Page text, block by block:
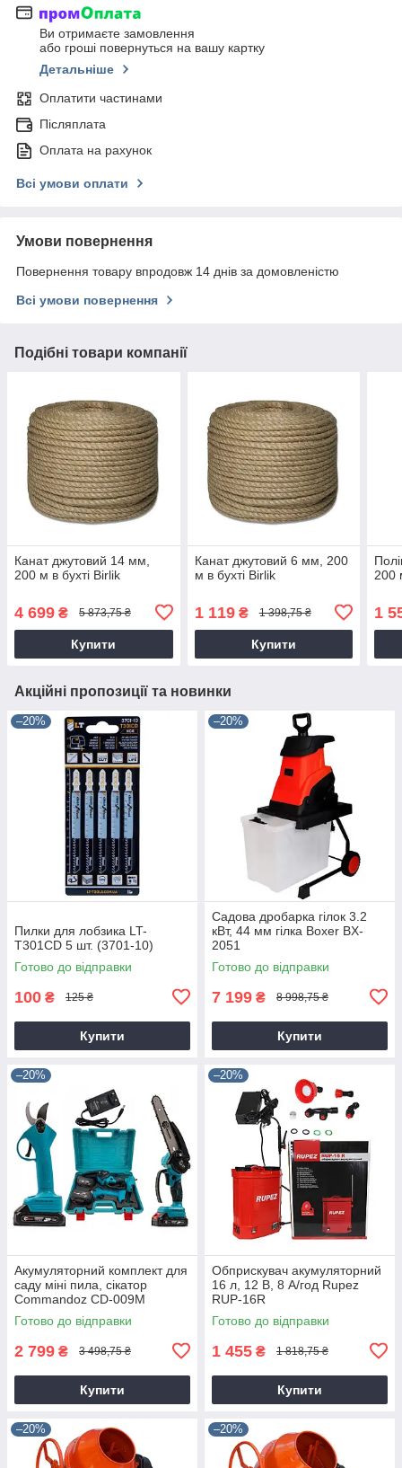
Ви отримаєте замовлення
або гроші повернуться на вашу картку
Детальніше
Оплатити частинами
Післяплата
Оплата на рахунок
Всі умови оплати
Умови повернення
Повернення товару впродовж 14 днів за домовленістю
Всі умови повернення
Подібні товари компанії
Канат джутовий 14 мм,
200 м в бухті Birlik
4 699 ₴ 5 873,75 ₴
Купити
Канат джутовий 6 мм, 200
м в бухті Birlik
1 119₴ 1 398,75 ₴
Купити
200
1
Акційні пропозиції та новинки
–20%
Пилки для лобзика LT-
T301CD 5 шт. (3701-10)
Готово до відправки
100 ₴ 125 ₴
Купити
–20%
Садова дробарка гілок 3.2
кВт, 44 мм гілка Boxer BX-
2051
Готово до відправки
7 199 ₴ 8 998,75 ₴
Купити
–20%
Акумуляторний комплект для
саду міні пила, сікатор
Commandoz CD-009M
Готово до відправки
2 799 ₴ 3 498,75 ₴
Купити
–20%
Обприскувач акумуляторний
16 л, 12 В, 8 А/год Rupez
RUP-16R
Готово до відправки
1 455 ₴ 1 818,75 ₴
Купити
–20% –20%